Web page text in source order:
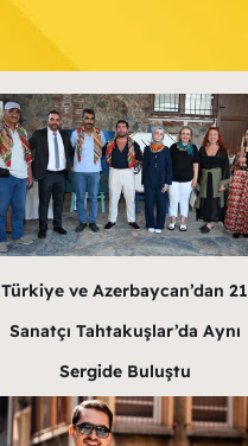
Türkiye ve Azerbaycan’dan 21
Sanatçı Tahtakuşlar’da Aynı
Sergide Buluştu